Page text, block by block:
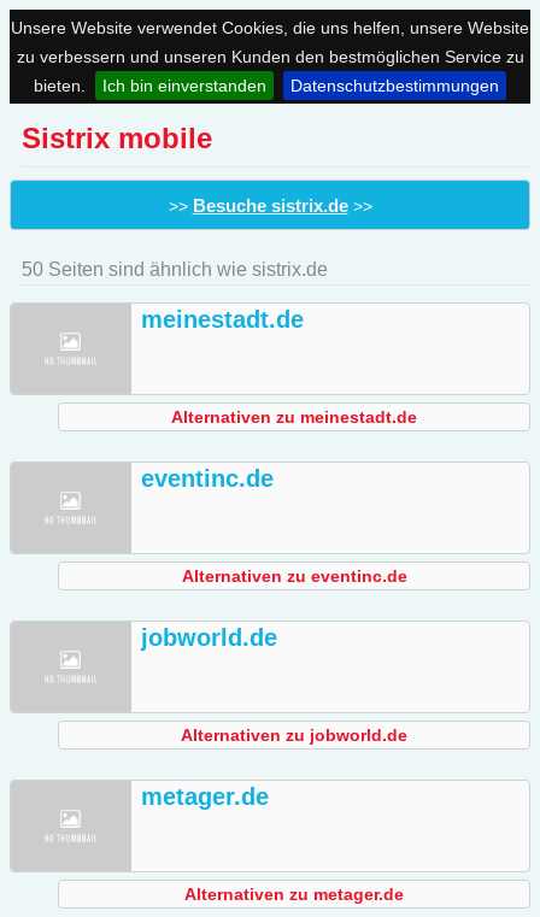
Unsere Website verwendet Cookies, die uns helfen, unsere Website
zu verbessern und unseren Kunden den bestmöglichen Service zu
bieten.
Ich bin einverstanden Datenschutzbestimmungen
Sistrix mobile
>> Besuche sistrix.de>>
50 Seiten sind ähnlich wie sistrix.de
meinestadt.de
Alternativen zu meinestadt.de
eventinc.de
Alternativen zu eventinc.de
jobworld.de
Alternativen zu jobworld.de
metager.de
Alternativen zu metager.de